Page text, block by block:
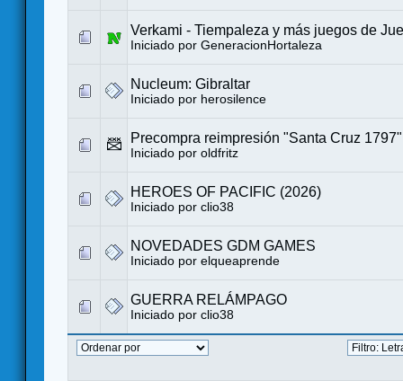
Verkami - Tiempaleza y más juegos de
Iniciado por GeneracionHortaleza
Nucleum: Gibraltar
Iniciado por herosilence
Precompra reimpresión "Santa Cruz 1797"
Iniciado por oldfritz
HEROES OF PACIFIC (2026)
Iniciado por clio38
NOVEDADES GDM GAMES
Iniciado por elqueaprende
GUERRA RELÁMPAGO
Iniciado por clio38